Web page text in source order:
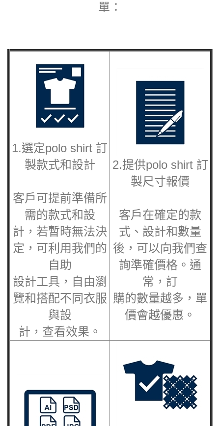
單：
1.選定polo shirt 訂
製款式和設計
客戶可提前準備所
需的款式和設
計，若暫時無法決
定，可利用我們的
自助
設計工具，自由瀏
覽和搭配不同衣服
與設
計，查看效果。
2.提供polo shirt 訂
製尺寸報價
客戶在確定的款
式、設計和數量
後，可以向我們查
詢準確價格。通
常，訂
購的數量越多，單
價會越優惠。